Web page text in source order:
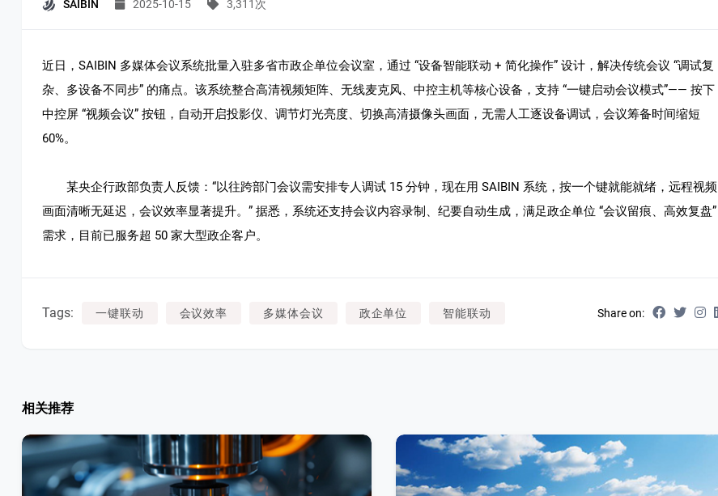
SAIBIN 2025-10-15 3,311次
近日，SAIBIN 多媒体会议系统批量入驻多省市政企单位会议室，通过 “设备智能联动 + 简化操作” 设计，解决传统会议 “调试复
杂、多设备不同步” 的痛点。该系统整合高清视频矩阵、无线麦克风、中控主机等核心设备，支持 “一键启动会议模式”—— 按下
中控屏 “视频会议” 按钮，自动开启投影仪、调节灯光亮度、切换高清摄像头画面，无需人工逐设备调试，会议筹备时间缩短
60%。​
某央企行政部负责人反馈：“以往跨部门会议需安排专人调试 15 分钟，现在用 SAIBIN 系统，按一个键就能就绪，远程视频
画面清晰无延迟，会议效率显著提升。” 据悉，系统还支持会议内容录制、纪要自动生成，满足政企单位 “会议留痕、高效复盘”
需求，目前已服务超 50 家大型政企客户。
Tags: 一键联动 会议效率 多媒体会议 政企单位 智能联动 Share on:
相关推荐